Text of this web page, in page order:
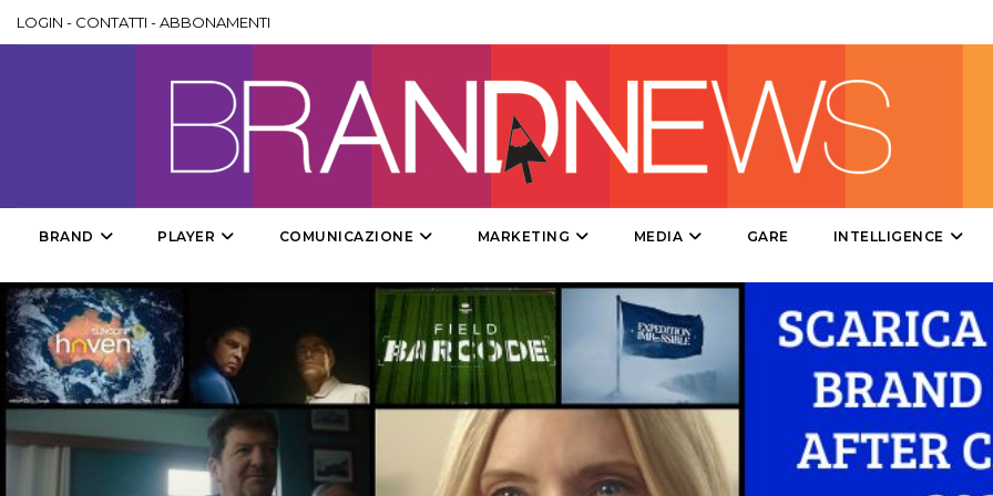
MOBILE
PROMOZIONI
PRODOTTI
PUNTI VENDITA
STRATEGIE
LOGIN - CONTATTI -ABBONAMENTI
BRAND PLAYER COMUNICAZIONE MARKETING MEDIA GARE INTELLIGENCE